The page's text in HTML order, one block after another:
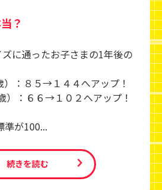
？
ズに通ったお子さまの1年後の
：８５→１４４へアップ！
：６６→１０２へアップ！
が100...
続きを読む